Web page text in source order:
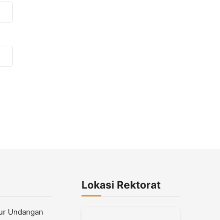
Undangan
Lokasi Rektorat